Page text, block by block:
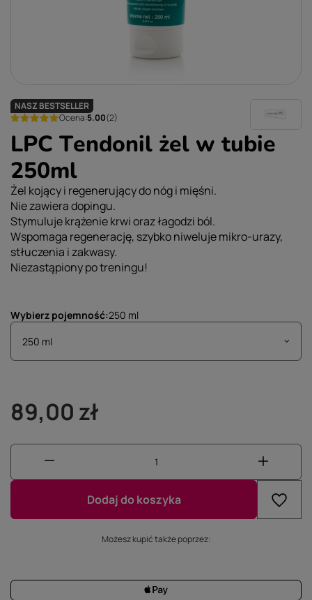
NASZ BESTSELLER
Ocena:5.00(2)
LPC Tendonil żel w tubie
250ml
Żel kojący i regenerujący do nóg i mięśni.
Nie zawiera dopingu.
Stymuluje krążenie krwi oraz łagodzi ból.
Wspomaga regenerację, szybko niweluje mikro-urazy,
stłuczenia i zakwasy.
Niezastąpiony po treningu!
Wybierz pojemność 250 ml
250 ml
89,00 zł
Dodaj do koszyka
Możesz kupić także poprzez: